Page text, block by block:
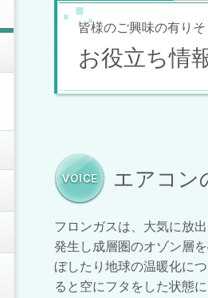
皆様のご興味の有り
お役立ち情
エアコン
フロンガスは、大気に放
発生し成層圏のオゾン層
ぼしたり地球の温暖化に
ると空にフタをした状態